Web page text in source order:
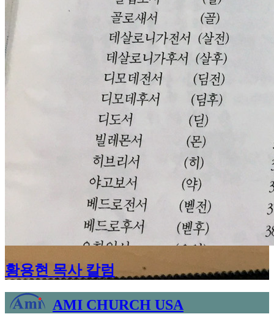
황용현 목사 칼럼
AMI CHURCH USA